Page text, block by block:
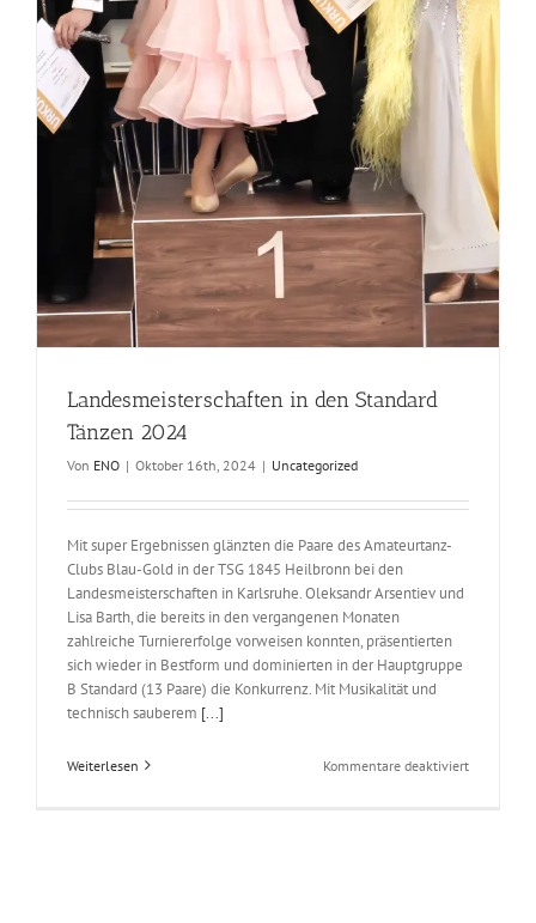
Landesmeisterschaften in den Standard Tänzen 2024
Landesmeisterschaften in den Standard
Tänzen 2024
Von ENO | Oktober 16th, 2024 | Uncategorized
Mit super Ergebnissen glänzten die Paare des Amateurtanz-
Clubs Blau-Gold in der TSG 1845 Heilbronn bei den
Landesmeisterschaften in Karlsruhe. Oleksandr Arsentiev und
Lisa Barth, die bereits in den vergangenen Monaten
zahlreiche Turniererfolge vorweisen konnten, präsentierten
sich wieder in Bestform und dominierten in der Hauptgruppe
B Standard (13 Paare) die Konkurrenz. Mit Musikalität und
technisch sauberem [...]
Weiterlesen Kommentare deaktiviertfür